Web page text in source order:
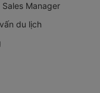
Manager
du lịch